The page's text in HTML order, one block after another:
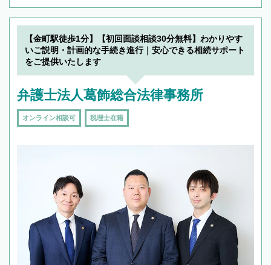
【金町駅徒歩1分】【初回面談相談30分無料】わかりやす
いご説明・計画的な手続き進行｜安心できる相続サポート
をご提供いたします
弁護士法人葛飾総合法律事務所
オンライン相談可 税理士在籍